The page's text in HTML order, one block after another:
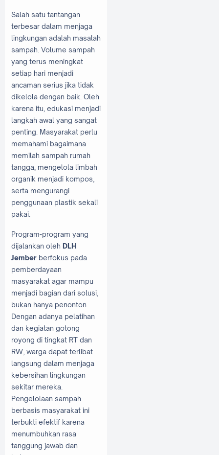
Salah satu tantangan
terbesar dalam menjaga
lingkungan adalah masalah
sampah. Volume sampah
yang terus meningkat
setiap hari menjadi
ancaman serius jika tidak
dikelola dengan baik. Oleh
karena itu, edukasi menjadi
langkah awal yang sangat
penting. Masyarakat perlu
memahami bagaimana
memilah sampah rumah
tangga, mengelola limbah
organik menjadi kompos,
serta mengurangi
penggunaan plastik sekali
pakai.
Program-program yang
dijalankan oleh DLH
Jember berfokus pada
pemberdayaan
masyarakat agar mampu
menjadi bagian dari solusi,
bukan hanya penonton.
Dengan adanya pelatihan
dan kegiatan gotong
royong di tingkat RT dan
RW, warga dapat terlibat
langsung dalam menjaga
kebersihan lingkungan
sekitar mereka.
Pengelolaan sampah
berbasis masyarakat ini
terbukti efektif karena
menumbuhkan rasa
tanggung jawab dan